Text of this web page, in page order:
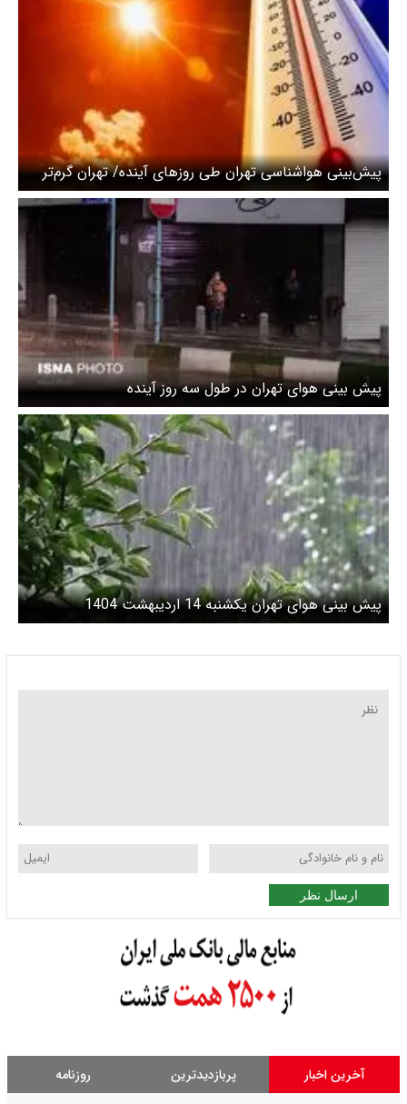
پیش‌بینی هواشناسی تهران طی روزهای آینده/ تهران گرم‌تر
می‌شود
پیش بینی هوای تهران در طول سه روز آینده
پیش بینی هوای تهران یکشنبه 14 اردیبهشت 1404
ارسال نظر
آخرین اخبار پربازدیدترین روزنامه